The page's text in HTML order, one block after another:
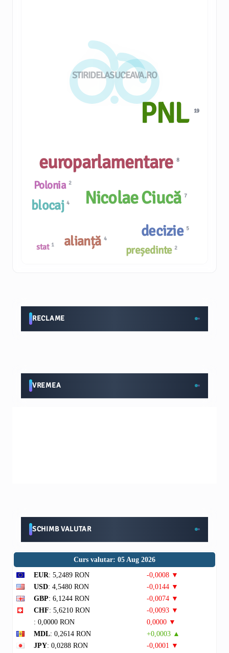
STIRIDELASUCEAVA.RO
PNL 19
alianță 4
președinte 2
Polonia 2
europarlamentare 8
stat 1
blocaj4
decizie 5
Nicolae Ciucă7
RECLAME
VREMEA
SCHIMB VALUTAR
Curs valutar: 05 Aug 2026
EUR: 5,2489 RON
-0,0008 ▼
USD: 4,5480 RON
-0,0144 ▼
GBP: 6,1244 RON
-0,0074 ▼
CHF: 5,6210 RON
-0,0093 ▼
: 0,0000 RON
0,0000 ▼
MDL: 0,2614 RON
+0,0003 ▲
JPY: 0,0288 RON
-0,0001 ▼